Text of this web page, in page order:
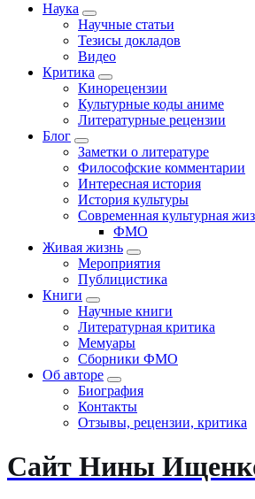
Наука
Научные статьи
Тезисы докладов
Видео
Критика
Кинорецензии
Культурные коды аниме
Литературные рецензии
Блог
Заметки о литературе
Философские комментарии
Интересная история
История культуры
Современная культурная
ФМО
Живая жизнь
Мероприятия
Публицистика
Книги
Научные книги
Литературная критика
Мемуары
Сборники ФМО
Об авторе
Биография
Контакты
Отзывы, рецензии, критика
Сайт Нины